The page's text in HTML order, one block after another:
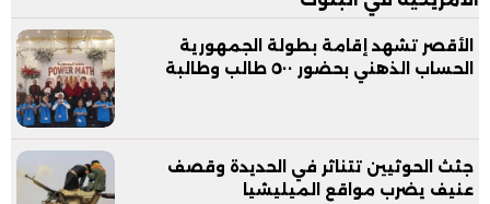
الأقصر تشهد إقامة بطولة الجمهورية
الحساب الذهني بحضور ٥٠٠ طالب وطالبة
جثث الحوثيين تتناثر في الحديدة وقصف
عنيف يضرب مواقع الميليشيا